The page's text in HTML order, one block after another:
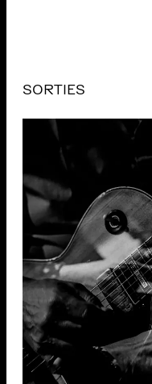
SORTIES